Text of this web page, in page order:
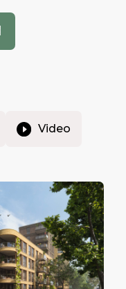
Video